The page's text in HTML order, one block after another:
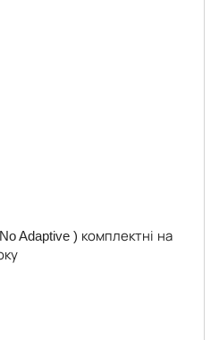
Adaptive ) комплектні на